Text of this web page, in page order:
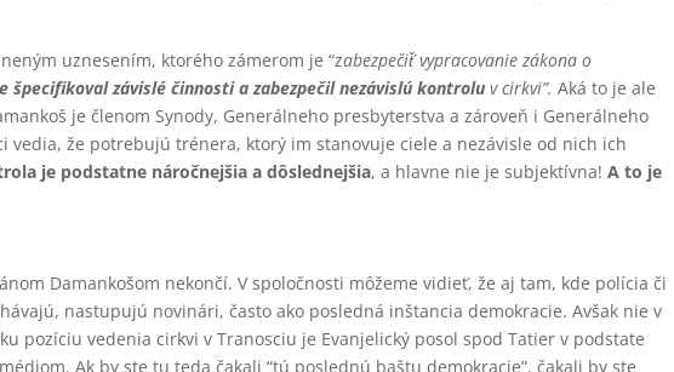
uznesením, ktorého zámerom je “zabezpečiť̌ vypracovanie zákona o
špecifikoval závislé činnosti a zabezpečil nezávislú kontrolu v cirkvi”.Aká to je ale
je členom Synody, Generálneho presbyterstva a zároveň i Generálneho
vedia, že potrebujú trénera, ktorý im stanovuje ciele a nezávisle od nich ich
je podstatne náročnejšia a dôslednejšia, a hlavne nie je subjektívna!A to je
Damankošom nekončí. V spoločnosti môžeme vidieť, že aj tam, kde polícia či
nastupujú novinári, často ako posledná inštancia demokracie. Avšak nie v
pozíciu vedenia cirkvi v Tranosciu je Evanjelický posol spod Tatier v podstate
Ak by ste tu teda čakali “tú poslednú baštu demokracie”, čakali by ste